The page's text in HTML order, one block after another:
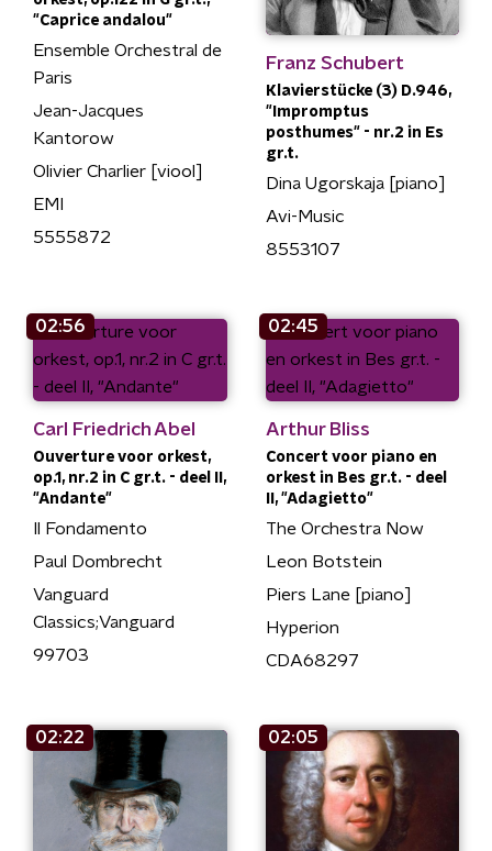
"Caprice andalou"
Ensemble Orchestral de
Paris
Jean-Jacques
Kantorow
Olivier Charlier [viool]
EMI
5555872
Franz Schubert
Klavierstücke (3) D.946,
"Impromptus
posthumes" - nr.2 in Es
gr.t.
Dina Ugorskaja [piano]
Avi-Music
8553107
02:56
Carl Friedrich Abel
Ouverture voor orkest,
op.1, nr.2 in C gr.t. - deel II,
"Andante"
Il Fondamento
Paul Dombrecht
Vanguard
Classics;Vanguard
99703
02:45
Arthur Bliss
Concert voor piano en
orkest in Bes gr.t. - deel
II, "Adagietto"
The Orchestra Now
Leon Botstein
Piers Lane [piano]
Hyperion
CDA68297
02:22 02:05